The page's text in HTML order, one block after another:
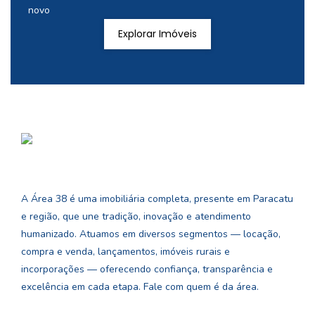
novo
Explorar Imóveis
A Área 38 é uma imobiliária completa, presente em Paracatu
e região, que une tradição, inovação e atendimento
humanizado. Atuamos em diversos segmentos — locação,
compra e venda, lançamentos, imóveis rurais e
incorporações — oferecendo confiança, transparência e
excelência em cada etapa. Fale com quem é da área.